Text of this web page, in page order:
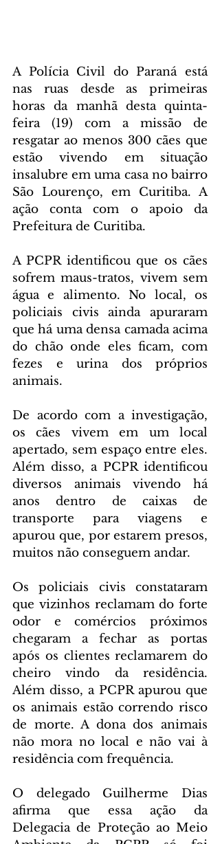
A Polícia Civil do Paraná está
nas ruas desde as primeiras
horas da manhã desta quinta-
feira (19) com a missão de
resgatar ao menos 300 cães que
estão vivendo em situação
insalubre em uma casa no bairro
São Lourenço, em Curitiba. A
ação conta com o apoio da
Prefeitura de Curitiba.
A PCPR identificou que os cães
sofrem maus-tratos, vivem sem
água e alimento. No local, os
policiais civis ainda apuraram
que há uma densa camada acima
do chão onde eles ficam, com
fezes e urina dos próprios
animais.
De acordo com a investigação,
os cães vivem em um local
apertado, sem espaço entre eles.
Além disso, a PCPR identificou
diversos animais vivendo há
anos dentro de caixas de
transporte para viagens e
apurou que, por estarem presos,
muitos não conseguem andar.
Os policiais civis constataram
que vizinhos reclamam do forte
odor e comércios próximos
chegaram a fechar as portas
após os clientes reclamarem do
cheiro vindo da residência.
Além disso, a PCPR apurou que
os animais estão correndo risco
de morte. A dona dos animais
não mora no local e não vai à
residência com frequência.
O delegado Guilherme Dias
afirma que essa ação da
Delegacia de Proteção ao Meio